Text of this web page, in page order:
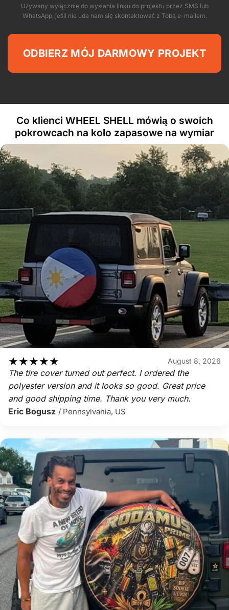
Używany wyłącznie do wysłania linku do projektu przez SMS lub
WhatsApp, jeśli nie uda nam się skontaktować z Tobą e-mailem.
Co klienci WHEEL SHELL mówią o swoich
pokrowcach na koło zapasowe na wymiar
★★★★★ August 8, 2026
The tire cover turned out perfect. I ordered the
polyester version and it looks so good. Great price
and good shipping time. Thank you very much.
Eric Bogusz / Pennsylvania, US